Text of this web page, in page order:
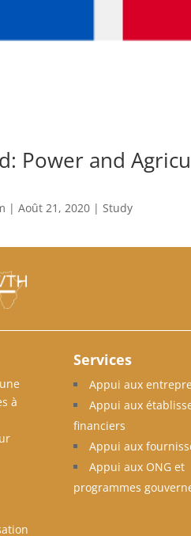
Power and
|Août 21, 2020 | Study
à
Services
Appui aux
Appui aux
financiers
Appui aux
Appui aux ONG et
programmes